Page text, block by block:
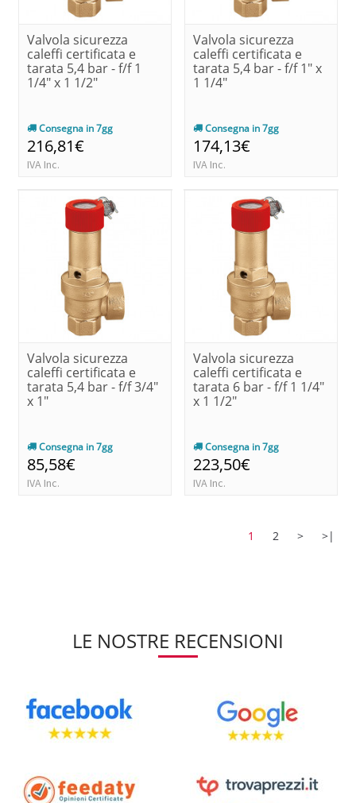
Valvola sicurezza
caleffi certificata e
tarata 5,4 bar - f/f 1
1/4" x 1 1/2"
Consegna in 7gg
216,81€
IVA Inc.
Valvola sicurezza
caleffi certificata e
tarata 5,4 bar - f/f 1" x
1 1/4"
Consegna in 7gg
174,13€
IVA Inc.
Valvola sicurezza
caleffi certificata e
tarata 5,4 bar - f/f 3/4"
x 1"
Consegna in 7gg
85,58€
IVA Inc.
Valvola sicurezza
caleffi certificata e
tarata 6 bar - f/f 1 1/4"
x 1 1/2"
Consegna in 7gg
223,50€
IVA Inc.
1 2 > >|
LE NOSTRE RECENSIONI